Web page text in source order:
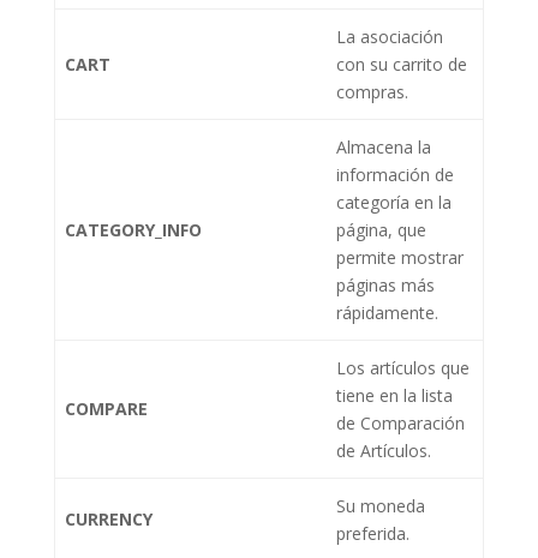
CART
La asociación
con su carrito de
compras.
CATEGORY_INFO
Almacena la
información de
categoría en la
página, que
permite mostrar
páginas más
rápidamente.
COMPARE
Los artículos que
tiene en la lista
de Comparación
de Artículos.
CURRENCY
Su moneda
preferida.